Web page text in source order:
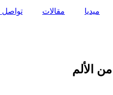
ميديا مقالات
تواصل
الألم